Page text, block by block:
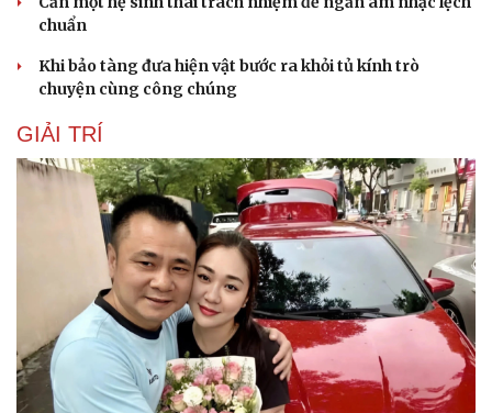
chuẩn
Khi bảo tàng đưa hiện vật bước ra khỏi tủ kính trò
chuyện cùng công chúng
GIẢI TRÍ